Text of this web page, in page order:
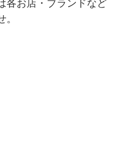
各お店・ブランドなど